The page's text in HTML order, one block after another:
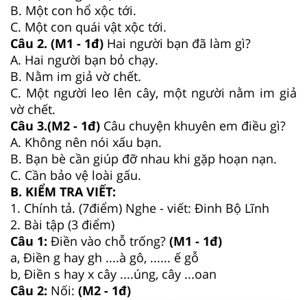
B. Một con hổ xộc tới.
C. Một con quái vật xộc tới.
Câu 2. (M1 - 1đ) Hai người bạn đã làm gì?
A. Hai người bạn bỏ chạy.
B. Nằm im giả vờ chết.
C. Một người leo lên cây, một người nằm im giả
vờ chết.
Câu 3.(M2 - 1đ) Câu chuyện khuyên em điều gì?
A. Không nên nói xấu bạn.
B. Bạn bè cần giúp đỡ nhau khi gặp hoạn nạn.
C. Cần bảo vệ loài gấu.
B. KIỂM TRA VIẾT:
1. Chính tả. (7điểm) Nghe - viết: Đinh Bộ Lĩnh
2. Bài tập (3 điểm)
Câu 1: Điền vào chỗ trống? (M1 - 1đ)
a, Điền g hay gh ....à gô, ...... ế gỗ
b, Điền s hay x cây ....úng, cây ...oan
Câu 2: Nối: (M2 - 1đ)